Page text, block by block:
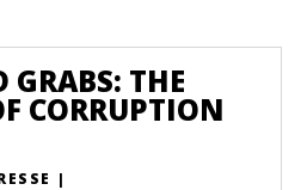
THE
CORRUPTION
|